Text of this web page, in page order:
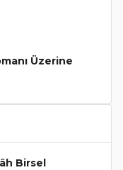
Üzerine
Birsel